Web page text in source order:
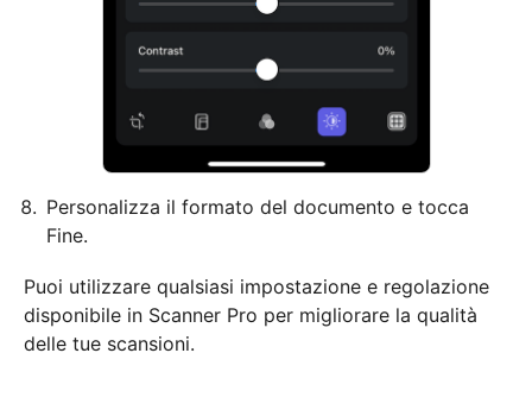
Personalizza il formato del documento e tocca
Fine.
Puoi utilizzare qualsiasi impostazione e regolazione
disponibile in Scanner Pro per migliorare la qualità
delle tue scansioni.